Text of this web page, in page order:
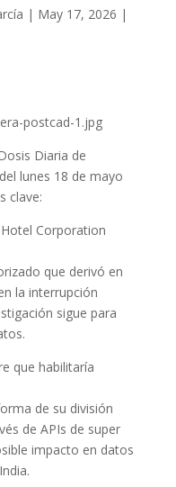
| May 17, 2026 |
postcad-1.jpg
Diaria de
lunes 18 de mayo
clave:
Corporation
que derivó en
la interrupción
sigue para
que habilitaría
de su división
de APIs de super
impacto en datos